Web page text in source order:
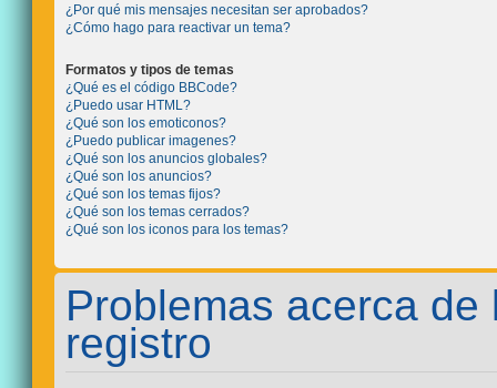
¿Por qué mis mensajes necesitan ser aprobados?
¿Cómo hago para reactivar un tema?
Formatos y tipos de temas
¿Qué es el código BBCode?
¿Puedo usar HTML?
¿Qué son los emoticonos?
¿Puedo publicar imagenes?
¿Qué son los anuncios globales?
¿Qué son los anuncios?
¿Qué son los temas fijos?
¿Qué son los temas cerrados?
¿Qué son los iconos para los temas?
Problemas acerca
registro